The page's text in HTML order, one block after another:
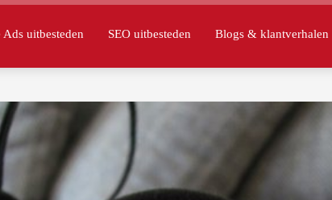
Ads uitbesteden SEO uitbesteden Blogs & klantverhalen